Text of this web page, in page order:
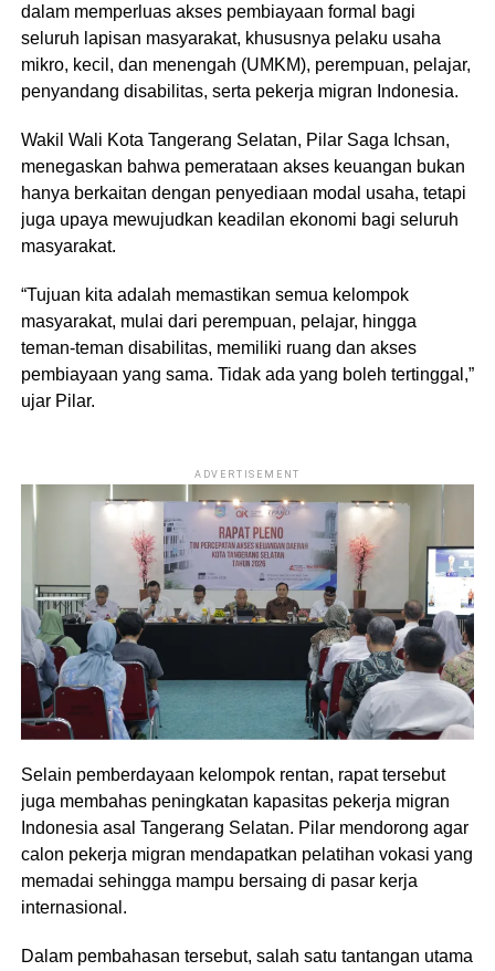
dalam memperluas akses pembiayaan formal bagi
seluruh lapisan masyarakat, khususnya pelaku usaha
mikro, kecil, dan menengah (UMKM), perempuan, pelajar,
penyandang disabilitas, serta pekerja migran Indonesia.
Wakil Wali Kota Tangerang Selatan, Pilar Saga Ichsan,
menegaskan bahwa pemerataan akses keuangan bukan
hanya berkaitan dengan penyediaan modal usaha, tetapi
juga upaya mewujudkan keadilan ekonomi bagi seluruh
masyarakat.
“Tujuan kita adalah memastikan semua kelompok
masyarakat, mulai dari perempuan, pelajar, hingga
teman-teman disabilitas, memiliki ruang dan akses
pembiayaan yang sama. Tidak ada yang boleh tertinggal,”
ujar Pilar.
ADVERTISEMENT
Selain pemberdayaan kelompok rentan, rapat tersebut
juga membahas peningkatan kapasitas pekerja migran
Indonesia asal Tangerang Selatan. Pilar mendorong agar
calon pekerja migran mendapatkan pelatihan vokasi yang
memadai sehingga mampu bersaing di pasar kerja
internasional.
Dalam pembahasan tersebut, salah satu tantangan utama